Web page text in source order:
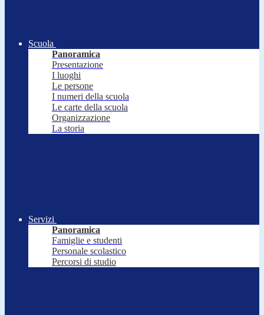
Scuola
Panoramica
Presentazione
I luoghi
Le persone
I numeri della scuola
Le carte della scuola
Organizzazione
La storia
Servizi
Panoramica
Famiglie e studenti
Personale scolastico
Percorsi di studio